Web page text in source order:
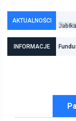
AKTUALNOŚCI
INFORMACJE